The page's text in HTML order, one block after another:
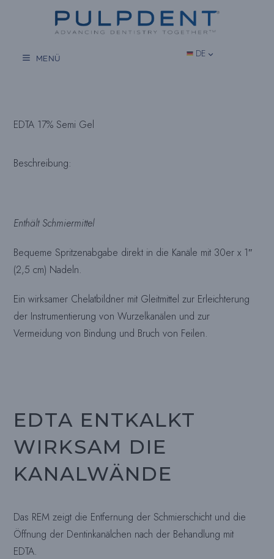
MENÜ DE
EDTA 17% Semi Gel
Beschreibung:
Enthält Schmiermittel
Bequeme Spritzenabgabe direkt in die Kanäle mit 30er x 1″
(2,5 cm) Nadeln.
Ein wirksamer Chelatbildner mit Gleitmittel zur Erleichterung
der Instrumentierung von Wurzelkanälen und zur
Vermeidung von Bindung und Bruch von Feilen.
EDTA ENTKALKT
WIRKSAM DIE
KANALWÄNDE
Das REM zeigt die Entfernung der Schmierschicht und die
Öffnung der Dentinkanälchen nach der Behandlung mit
EDTA.